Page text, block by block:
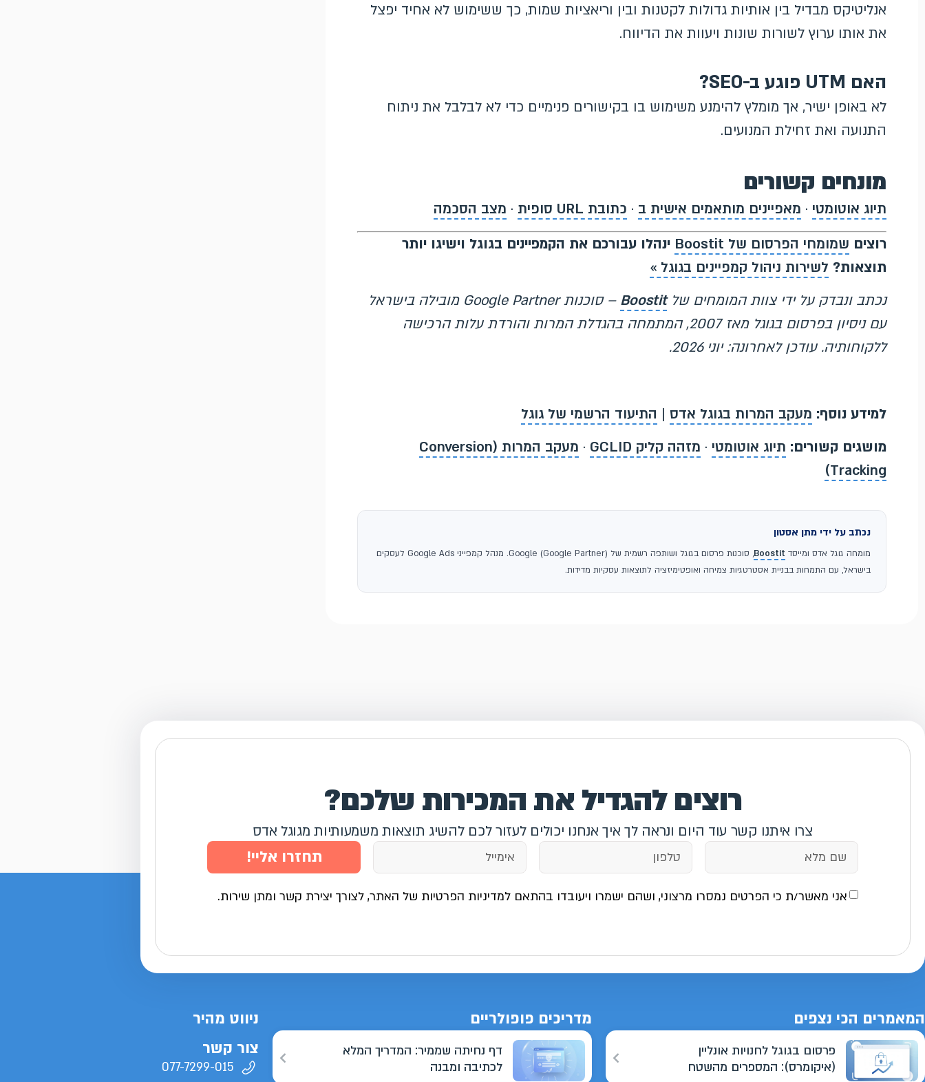
אנליטיקס מבדיל בין אותיות גדולות לקטנות ובין וריאציות שמות, כך ששימוש לא אחיד יפצל
את אותו ערוץ לשורות שונות ויעוות את הדיווח.
האם UTM פוגע ב-SEO?
לא באופן ישיר, אך מומלץ להימנע משימוש בו בקישורים פנימיים כדי לא לבלבל את ניתוח
התנועה ואת זחילת המנועים.
מונחים קשורים
תיוג אוטומטי · מאפיינים מותאמים אישית ב · כתובת URL סופית · מצב הסכמה
רוצים שמומחי הפרסום של Boostit
ינהלו עבורכם את הקמפיינים בגוגל וישיגו יותר
תוצאות? לשירות ניהול קמפיינים בגוגל »
נכתב ונבדק על ידי צוות המומחים שלBoostit
– סוכנות Google Partner מובילה בישראל
עם ניסיון בפרסום בגוגל מאז 2007, המתמחה בהגדלת המרות והורדת עלות הרכישה
ללקוחותיה. עודכן לאחרונה: יוני 2026.
למידע נוסף: מעקב המרות בגוגל אדס | התיעוד הרשמי של גוגל
מושגים קשורים: תיוג אוטומטי · מזהה קליק GCLID ·
מעקב המרות (Conversion
Tracking)
נכתב על ידי מתן אסטון
מומחה גוגל אדס ומייסד Boostit
, סוכנות פרסום בגוגל ושותפה רשמית של Google (Google Partner). מנהל קמפייני Google Ads לעסקים
בישראל, עם התמחות בבניית אסטרטגיות צמיחה ואופטימיזציה לתוצאות עסקיות מדידות.
רוצים להגדיל את המכירות שלכם?
צרו איתנו קשר עוד היום ונראה לך איך אנחנו יכולים לעזור לכם להשיג תוצאות משמעותיות מגוגל אדס
אני מאשר/ת כי הפרטים נמסרו מרצוני, ושהם ישמרו ויעובדו בהתאם למדיניות הפרטיות של האתר, לצורך יצירת קשר ומתן שירות.
תחזרו אליי!
המאמרים הכי נצפים
פרסום בגוגל לחנויות אונליין
(איקומרס): המספרים מהשטח
מדריכים פופולריים
דף נחיתה שממיר: המדריך המלא
לכתיבה ומבנה
ניווט מהיר
צור קשר
077-7299-015